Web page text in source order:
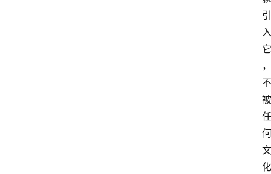
引
入
它
，
不
被
任
何
文
化